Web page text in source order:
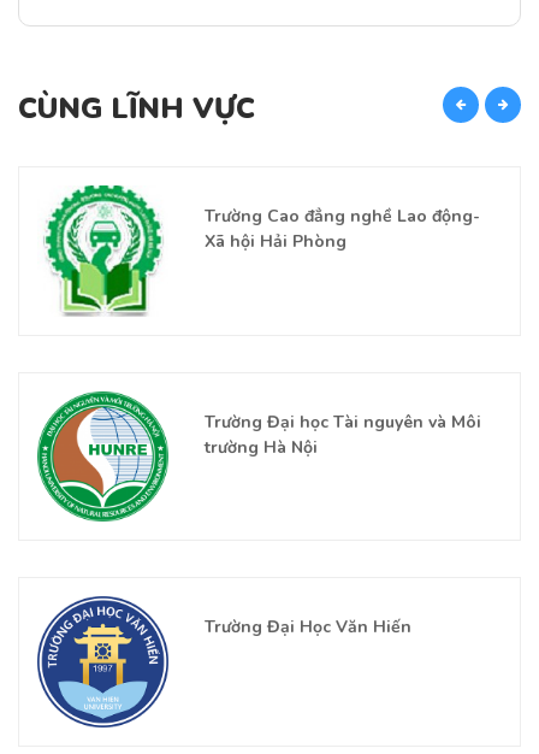
CÙNG LĨNH VỰC
Trường Cao đẳng nghề Lao động-
Xã hội Hải Phòng
Trường Đại học Tài nguyên và Môi
trường Hà Nội
Trường Đại Học Văn Hiến